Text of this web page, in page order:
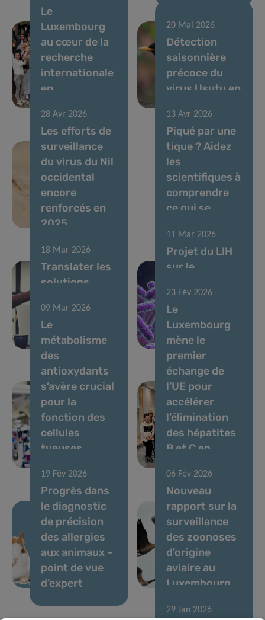
Le
Luxembourg
au cœur de la
recherche
internationale
en
immunométabolisme
20 Mai 2026
Détection
saisonnière
précoce du
virus Usutu en
28 Avr 2026
Les efforts de
surveillance
du virus du Nil
occidental
encore
renforcés en
2025
13 Avr 2026
Piqué par une
tique ? Aidez
les
scientifiques à
comprendre
ce qui se
18 Mar 2026
Translater les
solutions
microbiome
pour la santé
intestinale
11 Mar 2026
Projet du LIH
sur le
soutenu par
une bourse
postdoctorale
MSCA
09 Mar 2026
Le
métabolisme
des
antioxydants
s’avère crucial
pour la
fonction des
cellules
tueuses
23 Fév 2026
Le
Luxembourg
mène le
premier
échange de
l’UE pour
accélérer
l’élimination
des hépatites
B et C en
19 Fév 2026
Progrès dans
le diagnostic
de précision
des allergies
aux animaux –
point de vue
d’expert
06 Fév 2026
Nouveau
rapport sur la
surveillance
des zoonoses
d’origine
aviaire au
Luxembourg
29 Jan 2026